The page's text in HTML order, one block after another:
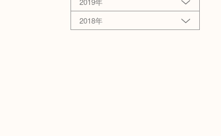
2018年